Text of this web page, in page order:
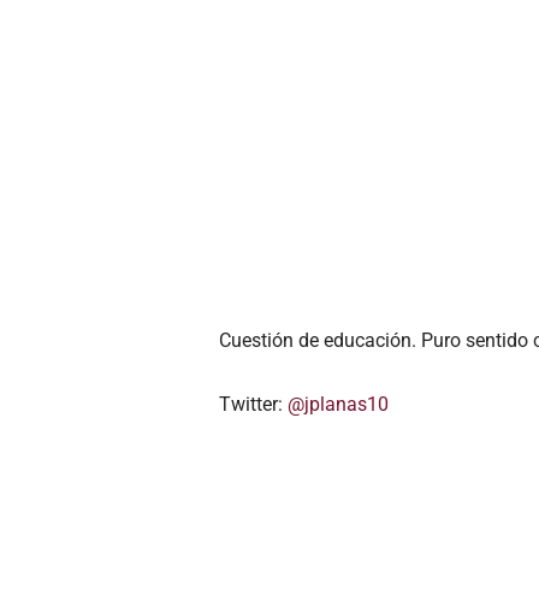
Cuestión de educación. Puro sentido
Twitter: @jplanas10